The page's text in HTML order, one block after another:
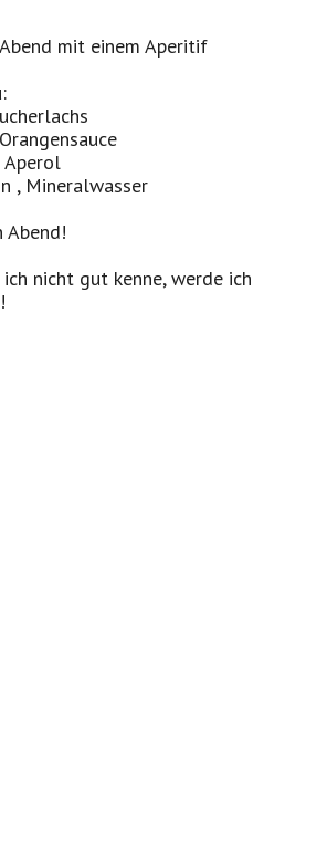
mit einem Aperitif
Aperol
, Mineralwasser
Abend!
nicht gut kenne, werde ich